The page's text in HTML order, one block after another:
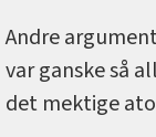
Andre
var ganske så
det mektige